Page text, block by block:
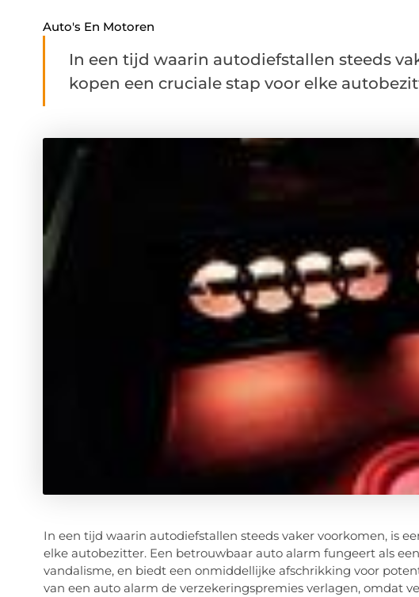
Auto's En Motoren
In een tijd waarin autodiefstallen steeds
kopen een cruciale stap voor elke
In een tijd waarin autodiefstallen steeds vaker voorkomen, is
elke autobezitter. Een betrouwbaar auto alarm fungeert als
vandalisme, en biedt een onmiddellijke afschrikking voor
van een auto alarm de verzekeringspremies verlagen, omdat